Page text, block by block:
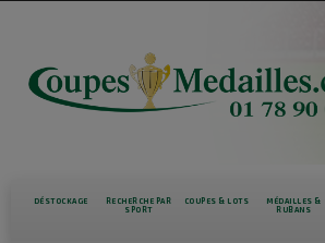
DÉSTOCKAGE
RECHERCHE PAR
SPORT
COUPES & LOTS
MÉDAILLES &
RUBANS